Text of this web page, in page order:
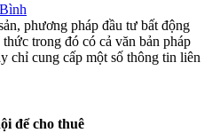
phương pháp đầu tư bất động
trong đó có cả văn bản pháp
chỉ cung cấp một số thông tin liên
để cho thuê